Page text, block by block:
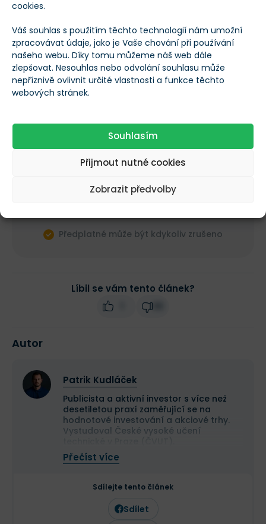
cookies.
Váš souhlas s použitím těchto technologií nám umožní
zpracovávat údaje, jako je Vaše chování při používání
našeho webu. Díky tomu můžeme náš web dále
zlepšovat. Nesouhlas nebo odvolání souhlasu může
nepříznivě ovlivnit určité vlastnosti a funkce těchto
webových stránek.
Souhlasím
Přijmout nutné cookies
Zobrazit předvolby
Co se v tomto článku dozvíte?
Pochopíte hlavní příčiny historických
tržních krachů
Objevíte pět kroků k ochraně investic
Naučíte se předejít panickému prodeji v
Předplatné může být kdykoliv zrušeno
Líbil se vám tento článek?
Autor
Patrik Kudláček
Publicista a aktivní investor s více než
desetiletou praxí zaměřující se na
hodnotové investování a akciové trhy.
Vystudoval České vysoké učení
Ve své investiční strategii kombinuje
aktivní i pasivní přístup a zaměřuje se
společnosti a value investice. Ve svých
článcích se věnuje investičním
strategiím, psychologii investování a
analýze jednotlivých akcií.
Přečíst více
Sdílejte tento článek
Sdílet